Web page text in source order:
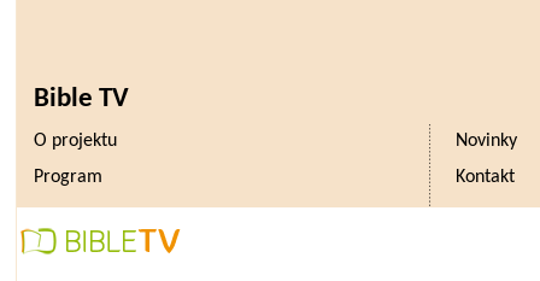
Bible TV
O projektu
Novinky
Program
Kontakt